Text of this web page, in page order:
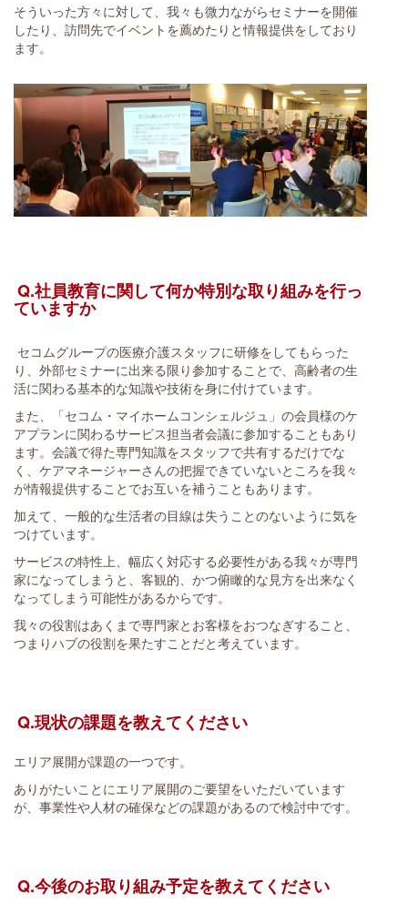
そういった方々に対して、我々も微力ながらセミナーを開催
したり、訪問先でイベントを薦めたりと情報提供をしており
ます。
Q.社員教育に関して何か特別な取り組みを行っ
ていますか
セコムグループの医療介護スタッフに研修をしてもらった
り、外部セミナーに出来る限り参加することで、高齢者の生
活に関わる基本的な知識や技術を身に付けています。
また、「セコム・マイホームコンシェルジュ」の会員様のケ
アプランに関わるサービス担当者会議に参加することもあり
ます。会議で得た専門知識をスタッフで共有するだけでな
く、ケアマネージャーさんの把握できていないところを我々
が情報提供することでお互いを補うこともあります。
加えて、一般的な生活者の目線は失うことのないように気を
つけています。
サービスの特性上、幅広く対応する必要性がある我々が専門
家になってしまうと、客観的、かつ俯瞰的な見方を出来なく
なってしまう可能性があるからです。
我々の役割はあくまで専門家とお客様をおつなぎすること、
つまりハブの役割を果たすことだと考えています。
Q.現状の課題を教えてください
エリア展開が課題の一つです。
ありがたいことにエリア展開のご要望をいただいています
が、事業性や人材の確保などの課題があるので検討中です。
Q.今後のお取り組み予定を教えてください